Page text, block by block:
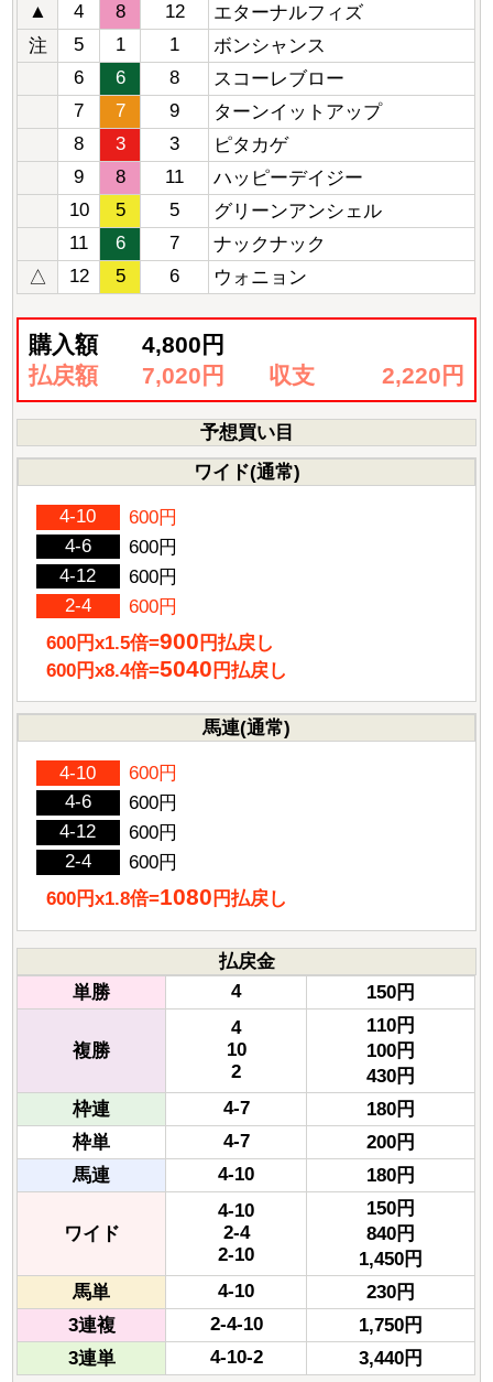
▲
4 8 12
エターナルフィズ
注
5 1 1
ボンシャンス
6
6 8
スコーレブロー
7
7 9
ターンイットアップ
8
3 3
ピタカゲ
9
8 11
ハッピーデイジー
10
5 5
グリーンアンシェル
11
6 7
ナックナック
△
12 5 6 ウォニョン
購入額
4,800円
払戻額
7,020円 収支 2,220円
予想買い目
ワイド(通常)
4-10
600円
4-6
600円
4-12
600円
2-4
600円
600円x1.5倍=900 円払戻し
600円x8.4倍=5040 円払戻し
馬連(通常)
4-10
600円
4-6
600円
4-12
600円
2-4
600円
600円x1.8倍=1080 円払戻し
払戻金
単勝
4 150円
複勝
4
10
2
110円
100円
430円
枠連
4-7
180円
枠単
4-7
200円
馬連
4-10 180円
ワイド
4-10
2-4
2-10
150円
840円
1,450円
馬単
4-10
230円
3連複
2-4-10
1,750円
3連単
4-10-2 3,440円